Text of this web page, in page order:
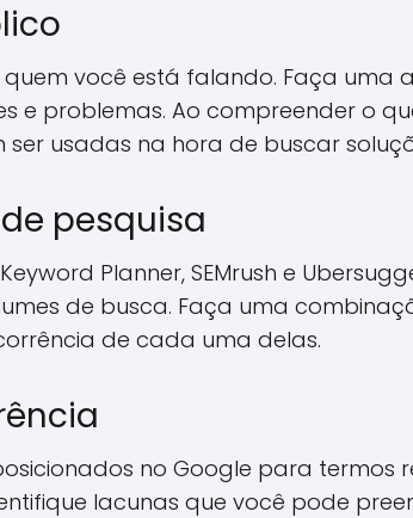
você está falando. Faça uma
e problemas. Ao compreender o
usadas na hora de buscar
pesquisa
Planner, SEMrush e
de busca. Faça uma
de cada uma delas.
no Google para termos
lacunas que você pode